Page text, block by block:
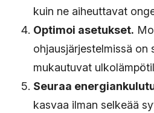
kuin ne aiheuttavat
Optimoi asetukset.
ohjausjärjestelmissä on
mukautuvat
Seuraa
kasvaa ilman selkeää